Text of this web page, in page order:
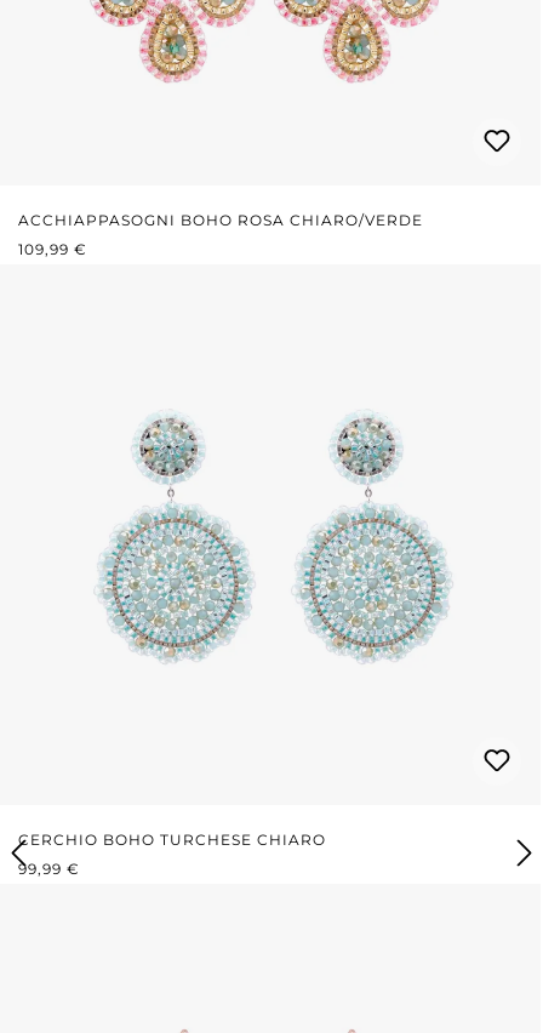
ACCHIAPPASOGNI BOHO ROSA CHIARO/VERDE
PREZZO NORMALE:
109,99 €
CERCHIO BOHO TURCHESE CHIARO
PREZZO NORMALE:
99,99 €